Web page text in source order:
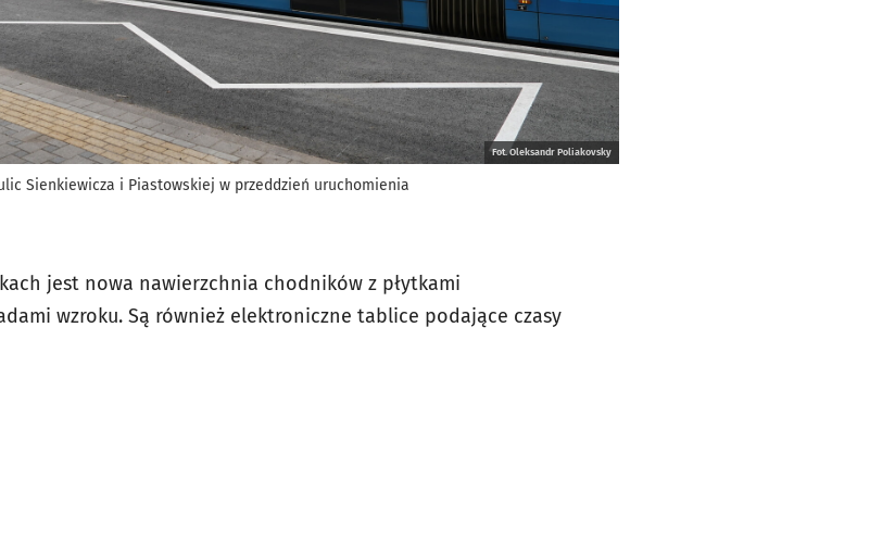
Fot. Oleksandr Poliakovsky
Sienkiewicza i Piastowskiej w przeddzień uruchomienia
jest nowa nawierzchnia chodników z płytkami
wzroku. Są również elektroniczne tablice podające czasy